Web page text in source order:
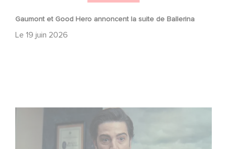
Gaumont et Good Hero annoncent la suite de Ballerina
Le 19 juin 2026
Mexico 86, est à retrouver dès maintenant sur Netflix